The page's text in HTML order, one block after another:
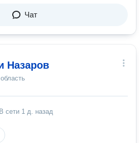
Чат
Назаров
В сети 1 д. назад